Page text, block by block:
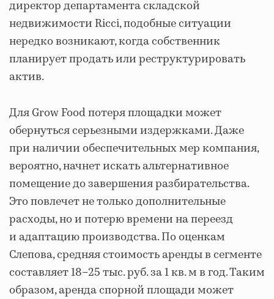
директор департамента складской
недвижимости Ricci, подобные ситуации
нередко возникают, когда собственник
планирует продать или реструктурировать
актив.
Для Grow Food потеря площадки может
обернуться серьезными издержками. Даже
при наличии обеспечительных мер компания,
вероятно, начнет искать альтернативное
помещение до завершения разбирательства.
Это повлечет не только дополнительные
расходы, но и потерю времени на переезд
и адаптацию производства. По оценкам
Слепова, средняя стоимость аренды в сегменте
составляет 18–25 тыс. руб. за 1 кв. м в год. Таким
образом, аренда спорной площади может